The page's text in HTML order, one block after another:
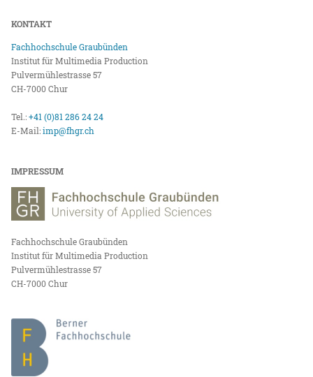
KONTAKT
Fachhochschule Graubünden
Institut für Multimedia Production
Pulvermühlestrasse 57
CH-7000 Chur
Tel.:+41 (0)81 286 24 24
E-Mail:imp@fhgr.ch
IMPRESSUM
Fachhochschule Graubünden
Institut für Multimedia Production
Pulvermühlestrasse 57
CH-7000 Chur